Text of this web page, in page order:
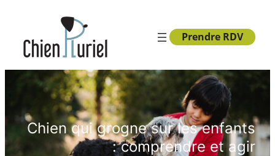
contenu
Prendre RDV
Chien qui grogne sur les enfants
: comprendre et agir